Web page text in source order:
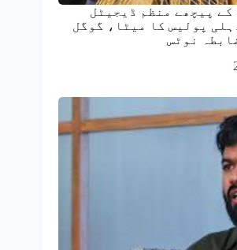
کے پیچھے منظم ڈیجیٹل
پولیس کا میٹا، گوگل
نوٹس